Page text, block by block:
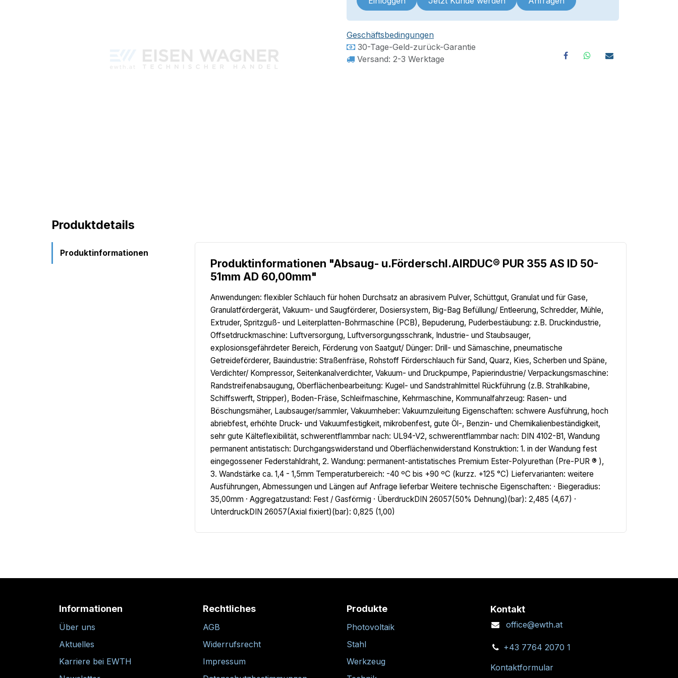
Geschäftsbedingungen
30-Tage-Geld-zurück-Garantie
Versand: 2-3 Werktage
Produktdetails
Produktinformationen
Produktinformationen "Absaug- u.Förderschl.AIRDUC® PUR 355 AS ID 50-
51mm AD 60,00mm"
Anwendungen: flexibler Schlauch für hohen Durchsatz an abrasivem Pulver, Schüttgut, Granulat und für Gase,
Granulatfördergerät, Vakuum- und Saugförderer, Dosiersystem, Big-Bag Befüllung/ Entleerung, Schredder, Mühle,
Extruder, Spritzguß- und Leiterplatten-Bohrmaschine (PCB), Bepuderung, Puderbestäubung: z.B. Druckindustrie,
Offsetdruckmaschine: Luftversorgung, Luftversorgungsschrank, Industrie- und Staubsauger,
explosionsgefährdeter Bereich, Förderung von Saatgut/ Dünger: Drill- und Sämaschine, pneumatische
Getreideförderer, Bauindustrie: Straßenfräse, Rohstoff Förderschlauch für Sand, Quarz, Kies, Scherben und Späne,
Verdichter/ Kompressor, Seitenkanalverdichter, Vakuum- und Druckpumpe, Papierindustrie/ Verpackungsmaschine:
Randstreifenabsaugung, Oberflächenbearbeitung: Kugel- und Sandstrahlmittel Rückführung (z.B. Strahlkabine,
Schiffswerft, Stripper), Boden-Fräse, Schleifmaschine, Kehrmaschine, Kommunalfahrzeug: Rasen- und
Böschungsmäher, Laubsauger/sammler, Vakuumheber: Vakuumzuleitung Eigenschaften: schwere Ausführung, hoch
abriebfest, erhöhte Druck- und Vakuumfestigkeit, mikrobenfest, gute Öl-, Benzin- und Chemikalienbeständigkeit,
sehr gute Kälteflexibilität, schwerentflammbar nach: UL94-V2, schwerentflammbar nach: DIN 4102-B1, Wandung
permanent antistatisch: Durchgangswiderstand und Oberflächenwiderstand Konstruktion: 1. in der Wandung fest
eingegossener Federstahldraht, 2. Wandung: permanent-antistatisches Premium Ester-Polyurethan (Pre-PUR ® ),
3. Wandstärke ca. 1,4 - 1,5mm Temperaturbereich: -40 ºC bis +90 ºC (kurzz. +125 °C) Liefervarianten: weitere
Ausführungen, Abmessungen und Längen auf Anfrage lieferbar Weitere technische Eigenschaften: · Biegeradius:
35,00mm · Aggregatzustand: Fest / Gasförmig · ÜberdruckDIN 26057(50% Dehnung)(bar): 2,485 (4,67) ·
UnterdruckDIN 26057(Axial fixiert)(bar): 0,825 (1,00)
Informationen
Über uns
Aktuelles
Karriere bei EWTH
Rechtliches
AGB
Widerrufsrecht
Impressum
Produkte
Photovoltaik
Stahl
Werkzeug
Kontakt
office@ewth.at
+43 7764 2070 1
Kontaktformular